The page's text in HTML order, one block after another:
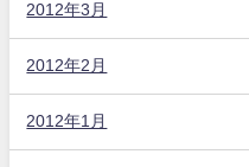
2012年3月
2012年2月
2012年1月